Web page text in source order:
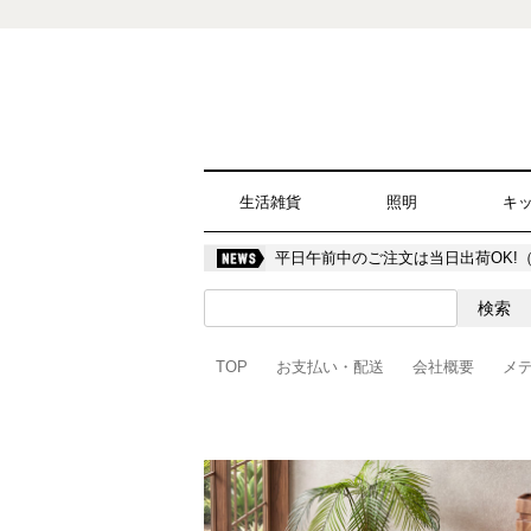
生活雑貨 照明 キ
平日午前中のご注文は当日出荷OK!
TOP お支払い・配送 会社概要 メ